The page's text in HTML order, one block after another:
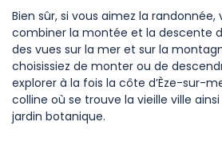
Bien sûr, si vous aimez la randonnée,
combiner la montée et la descente
des vues sur la mer et sur la
choisissiez de monter ou de
explorer à la fois la côte d’Èze-sur-
colline où se trouve la vieille ville
jardin botanique.